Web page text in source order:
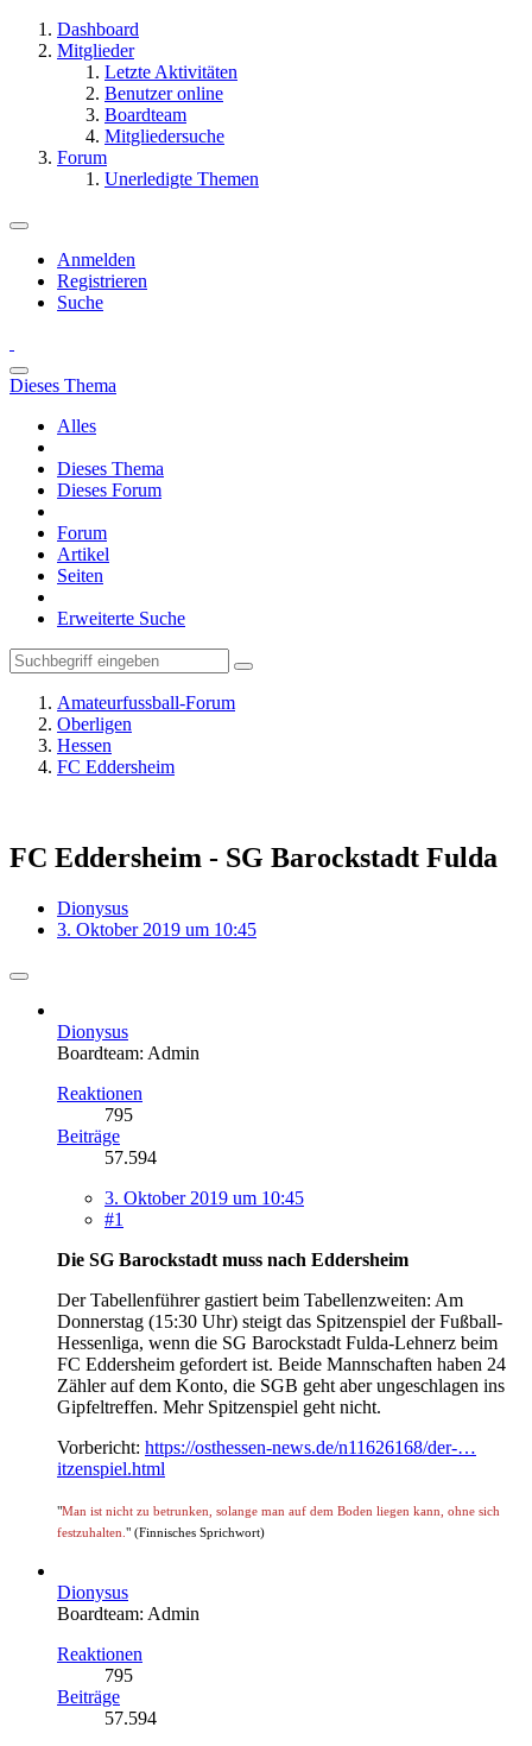
Dashboard
Mitglieder
Letzte Aktivitäten
Benutzer online
Boardteam
Mitgliedersuche
Forum
Unerledigte Themen
Anmelden
Registrieren
Suche
Dieses Thema
Alles
Dieses Thema
Dieses Forum
Forum
Artikel
Seiten
Erweiterte Suche
Amateurfussball-Forum
Oberligen
Hessen
FC Eddersheim
FC Eddersheim - SG Barockstadt Fulda
Dionysus
3. Oktober 2019 um 10:45
Dionysus
Boardteam: Admin
Reaktionen
795
Beiträge
57.594
3. Oktober 2019 um 10:45
#1
Die SG Barockstadt muss nach Eddersheim
Der Tabellenführer gastiert beim Tabellenzweiten: Am
Donnerstag (15:30 Uhr) steigt das Spitzenspiel der Fußball-
Hessenliga, wenn die SG Barockstadt Fulda-Lehnerz beim
FC Eddersheim gefordert ist. Beide Mannschaften haben 24
Zähler auf dem Konto, die SGB geht aber ungeschlagen ins
Gipfeltreffen. Mehr Spitzenspiel geht nicht.
Vorbericht: https://osthessen-news.de/n11626168/der-…
itzenspiel.html
"Man ist nicht zu betrunken, solange man auf dem Boden liegen kann, ohne sich
festzuhalten. " (Finnisches Sprichwort)
Dionysus
Boardteam: Admin
Reaktionen
795
Beiträge
57.594